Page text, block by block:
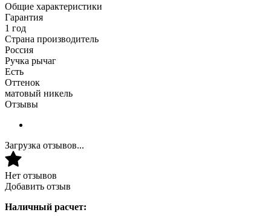
Общие характеристики
Гарантия
1 год
Страна производитель
Россия
Ручка рычаг
Есть
Оттенок
матовый никель
Отзывы
Загрузка отзывов...
Нет отзывов
Добавить отзыв
Наличный расчет: